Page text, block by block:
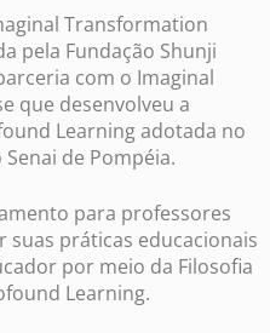
Transformation
pela Fundação Shunji
com o Imaginal
que desenvolveu a
Learning adotada no
de Pompéia.
para professores
práticas educacionais
por meio da Filosofia
Learning.